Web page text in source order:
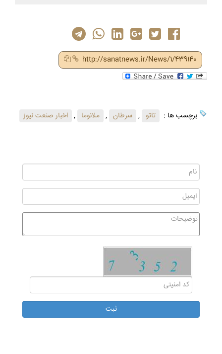
http://sanatnews.ir/News/1/439140
برچسب ها : تاتو , سرطان , ملانوما , اخبار صنعت نیوز